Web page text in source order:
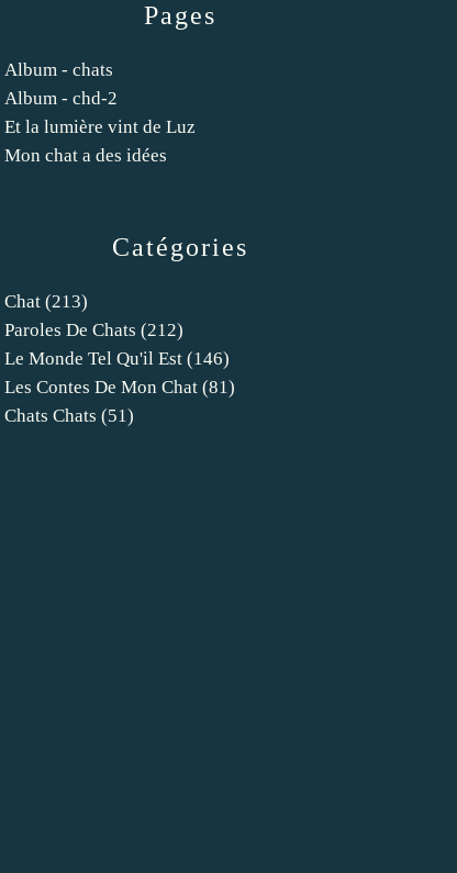
Catégories
Chat (213)
Paroles De Chats (212)
Le Monde Tel Qu'il Est (146)
Les Contes De Mon Chat (81)
Chats Chats (51)
Pages
Album - chats
Album - chd-2
Et la lumière vint de Luz
Mon chat a des idées